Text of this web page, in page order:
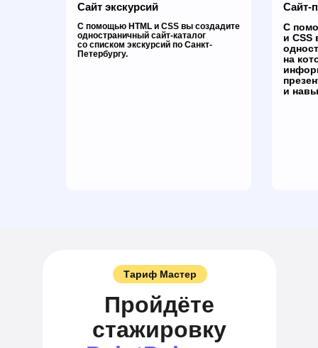
С помощью HTML и CSS вы создадите
одностраничный сайт-каталог
со списком экскурсий по Санкт-
Петербургу.
Сайт экскурсий
С
и CSS
на
и
Сайт-
Пройдёте
стажировку
Тариф Мастер